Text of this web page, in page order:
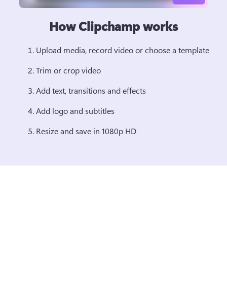
How Clipchamp works
Upload media, record video or choose a template
Trim or crop video
Add text, transitions and effects
Add logo and subtitles
Resize and save in 1080p HD